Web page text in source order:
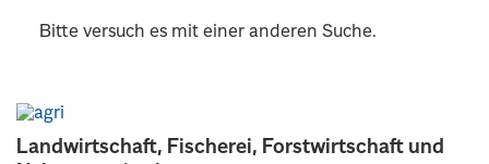
Landwirtschaft, Fischerei, Forstwirtschaft und
Bitte versuch es mit einer anderen Suche.